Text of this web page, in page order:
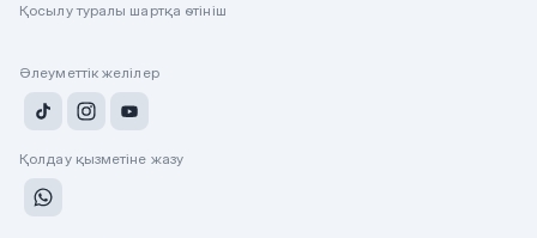
Қосылу туралы шартқа өтініш
Әлеуметтік желілер
Қолдау қызметіне жазу